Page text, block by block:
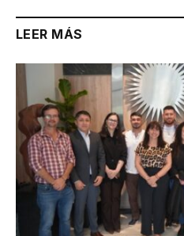
LEER MÁS